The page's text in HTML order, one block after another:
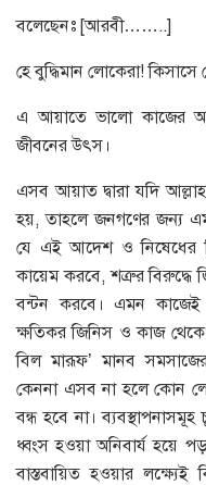
বলেছেনঃ [আরবী……..]
হে বুদ্ধিমান লোকেরা!
এ আয়াতে ভালো কাজের
জীবনের উৎস।
এসব আয়াত দ্বারা যদি
হয়, তাহলে জনগণের জন্য
যে এই আদেশ ও নিষেধের
কায়েম করবে, শত্রুর বিরুদ্ধে
বন্টন করবে। এমন
ক্ষতিকর জিনিস ও কাজ
বিল মারূফ’ মানব
কেননা এসব না হলে কোন
বন্ধ হবে না।
ধ্বংস হওয়া অনিবার্য হয়ে
বাস্তবায়িত হওয়ার লক্ষ্যেই